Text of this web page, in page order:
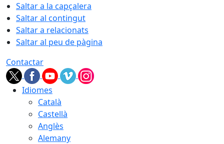
Saltar a la capçalera
Saltar al contingut
Saltar a relacionats
Saltar al peu de pàgina
Contactar
Idiomes
Català
Castellà
Anglès
Alemany